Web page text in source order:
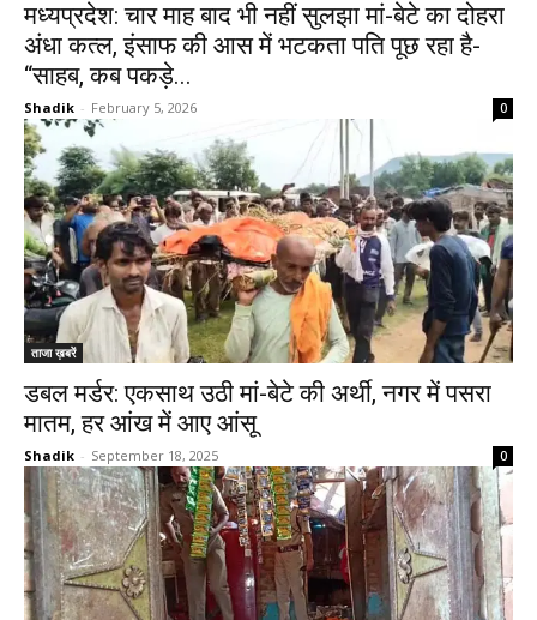
मध्यप्रदेश: चार माह बाद भी नहीं सुलझा मां-बेटे का दोहरा
अंधा कत्ल, इंसाफ की आस में भटकता पति पूछ रहा है-
“साहब, कब पकड़े...
Shadik - February 5, 2026 0
ताजा ख़बरें
डबल मर्डर: एकसाथ उठी मां-बेटे की अर्थी, नगर में पसरा
मातम, हर आंख में आए आंसू
Shadik - September 18, 2025 0